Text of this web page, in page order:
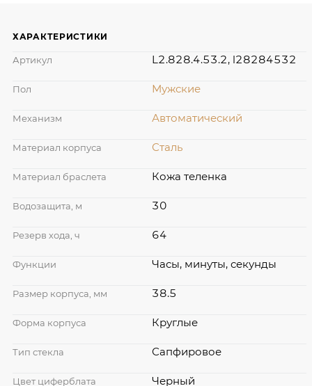
ХАРАКТЕРИСТИКИ
Артикул L2.828.4.53.2, l28284532
Пол Мужские
Механизм Автоматический
Материал корпуса Сталь
Материал браслета Кожа теленка
Водозащита, м 30
Резерв хода, ч 64
Функции Часы, минуты, секунды
Размер корпуса, мм 38.5
Форма корпуса Круглые
Тип стекла Сапфировое
Цвет циферблата Черный